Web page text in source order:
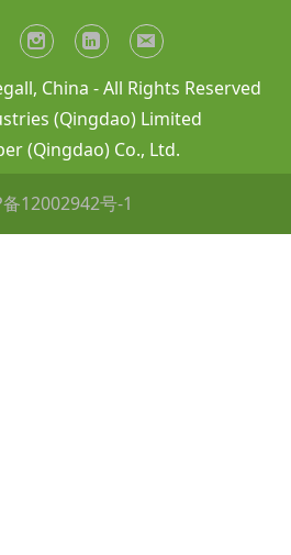
China - All Rights Reserved
(Qingdao) Limited
(Qingdao) Co., Ltd.
12002942号-1